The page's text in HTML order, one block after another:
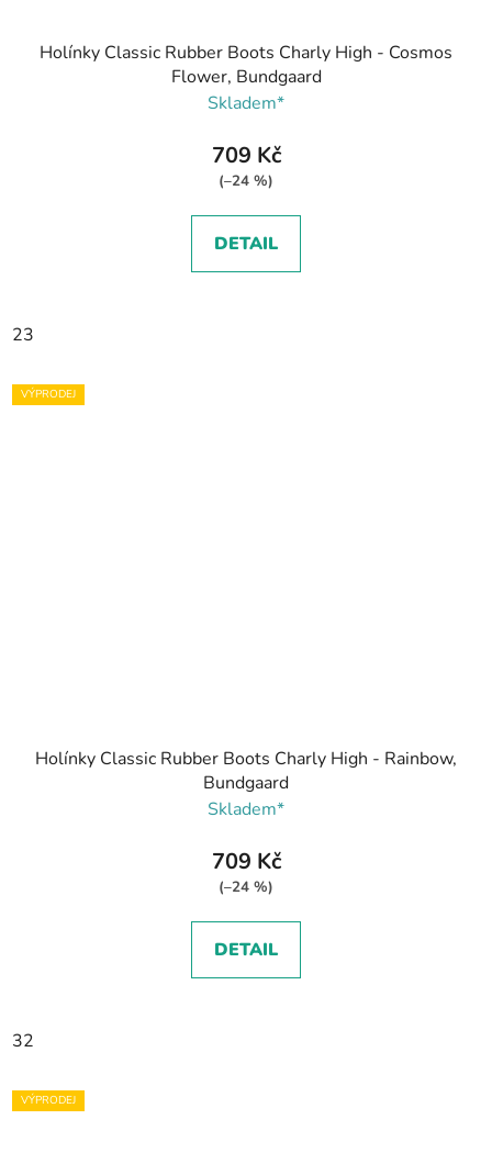
Holínky Classic Rubber Boots Charly High - Cosmos
Flower, Bundgaard
Skladem*
709 Kč
(–24 %)
DETAIL
23
VÝPRODEJ
Holínky Classic Rubber Boots Charly High - Rainbow,
Bundgaard
Skladem*
709 Kč
(–24 %)
DETAIL
32
VÝPRODEJ